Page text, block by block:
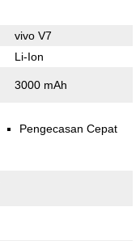
vivo V7
Li-Ion
3000 mAh
Pengecasan Cepat